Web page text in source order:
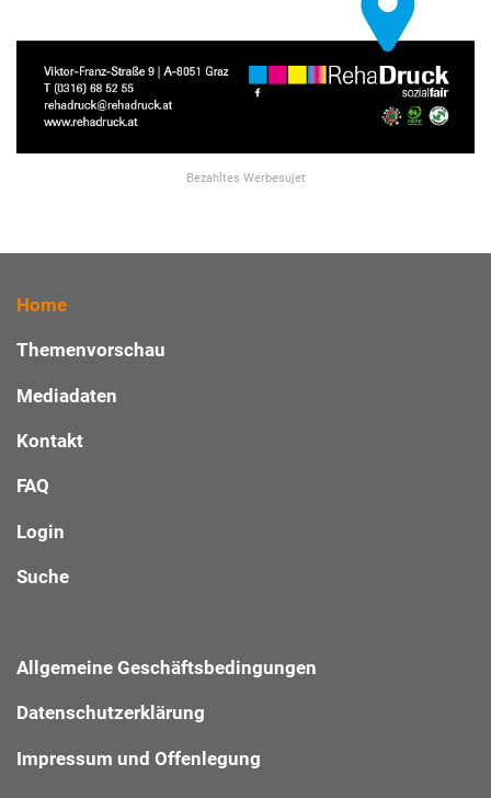
Bezahltes Werbesujet
Home
Themenvorschau
Mediadaten
Kontakt
FAQ
Login
Suche
Allgemeine Geschäftsbedingungen
Datenschutzerklärung
Impressum und Offenlegung